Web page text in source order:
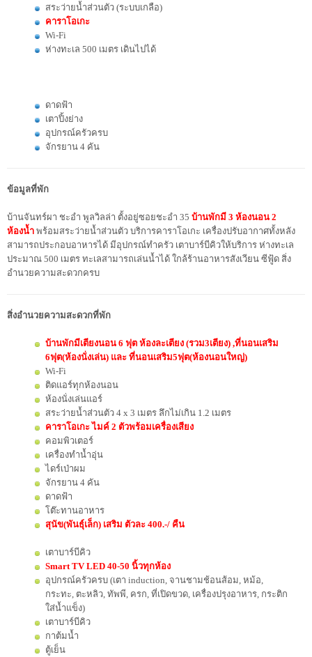
สระว่ายน้ำส่วนตัว (ระบบเกลือ)
คาราโอเกะ
Wi-Fi
ห่างทะเล 500 เมตร เดินไปได้
ดาดฟ้า
เตาปิ้งย่าง
อุปกรณ์ครัวครบ
จักรยาน 4 คัน
ข้อมูลที่พัก
บ้านจันทร์ผา ชะอำ พูลวิลล่า ตั้งอยู่ซอยชะอำ 35 บ้านพักมี 3 ห้องนอน 2
ห้องน้ำ พร้อมสระว่ายน้ำส่วนตัว บริการคาราโอเกะ เครื่องปรับอากาศทั้งหลัง
สามารถประกอบอาหารได้ มีอุปกรณ์ทำครัว เตาบาร์บีคิวให้บริการ ห่างทะเล
ประมาณ 500 เมตร ทะเลสามารถเล่นน้ำได้ ใกล้ร้านอาหารสังเวียน ซีฟู้ด สิ่ง
อำนวยความสะดวกครบ
สิ่งอำนวยความสะดวกที่พัก
บ้านพักมีเตียงนอน 6 ฟุต ห้องละเตียง (รวม3เตียง) ,ที่นอนเสริม
6ฟุต(ห้องนั่งเล่น) และ ที่นอนเสริม5ฟุต(ห้องนอนใหญ่)
Wi-Fi
ติดแอร์ทุกห้องนอน
ห้องนั่งเล่นแอร์
สระว่ายน้ำส่วนตัว 4 x 3 เมตร ลึกไม่เกิน 1.2 เมตร
คาราโอเกะ ไมค์ 2 ตัวพร้อมเครื่องเสียง
คอมพิวเตอร์
เครื่องทำน้ำอุ่น
ไดร์เป่าผม
จักรยาน 4 คัน
ดาดฟ้า
โต๊ะทานอาหาร
สุนัข(พันธุ์เล็ก) เสริม ตัวละ 400.-/ คืน
เตาบาร์บีคิว
Smart TV LED 40-50 นิ้วทุกห้อง
อุปกรณ์ครัวครบ (เตา induction, จานชามช้อนส้อม, หม้อ,
กระทะ, ตะหลิว, ทัพพี, ครก, ที่เปิดขวด, เครื่องปรุงอาหาร, กระติก
ใส่น้ำแข็ง)
เตาบาร์บีคิว
กาต้มน้ำ
ตู้เย็น